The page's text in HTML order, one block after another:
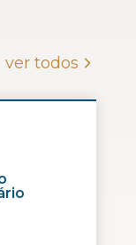
ver todos